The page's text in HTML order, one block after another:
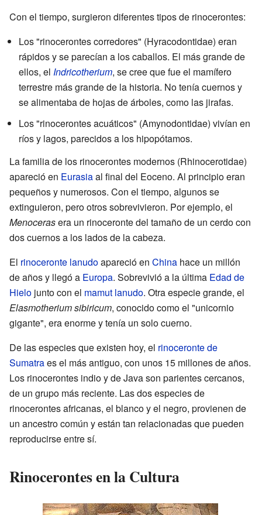
Con el tiempo, surgieron diferentes tipos de rinocerontes:
Los "rinocerontes corredores" (Hyracodontidae) eran
rápidos y se parecían a los caballos. El más grande de
ellos, el Indricotherium, se cree que fue el mamífero
terrestre más grande de la historia. No tenía cuernos y
se alimentaba de hojas de árboles, como las jirafas.
Los "rinocerontes acuáticos" (Amynodontidae) vivían en
ríos y lagos, parecidos a los hipopótamos.
La familia de los rinocerontes modernos (Rhinocerotidae)
apareció en Eurasiaal final del Eoceno. Al principio eran
pequeños y numerosos. Con el tiempo, algunos se
extinguieron, pero otros sobrevivieron. Por ejemplo, el
Menocerasera un rinoceronte del tamaño de un cerdo con
dos cuernos a los lados de la cabeza.
El rinoceronte lanudoapareció en China hace un millón
de años y llegó a Europa. Sobrevivió a la última Edad de
Hielo junto con el mamut lanudo. Otra especie grande, el
Elasmotherium sibiricum, conocido como el "unicornio
gigante", era enorme y tenía un solo cuerno.
De las especies que existen hoy, el rinoceronte de
Sumatraes el más antiguo, con unos 15 millones de años.
Los rinocerontes indio y de Java son parientes cercanos,
de un grupo más reciente. Las dos especies de
rinocerontes africanas, el blanco y el negro, provienen de
un ancestro común y están tan relacionadas que pueden
reproducirse entre sí.
Rinocerontes en la Cultura